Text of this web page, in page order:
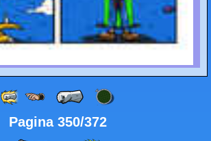
Pagina 350/372